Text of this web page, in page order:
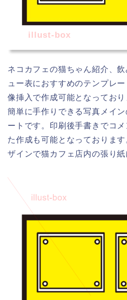
illust-box
ネコカフェの猫ちゃん紹介、
ュー表におすすめのテンプレ
像挿入で作成可能となってお
簡単に手作りできる写真メイ
ートです。印刷後手書きでコ
た作成も可能となっておりま
ザインで猫カフェ店内の張り紙